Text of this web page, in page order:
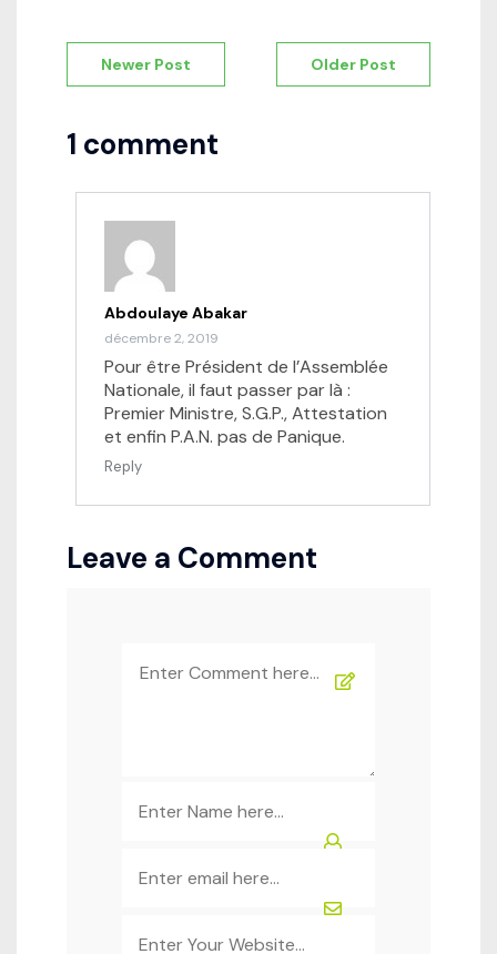
Navigation
de
l’article
Newer Post Older Post
1 comment
Abdoulaye Abakar
décembre 2, 2019
Pour être Président de l’Assemblée
Nationale, il faut passer par là :
Premier Ministre, S.G.P., Attestation
et enfin P.A.N. pas de Panique.
Reply
Leave a Comment